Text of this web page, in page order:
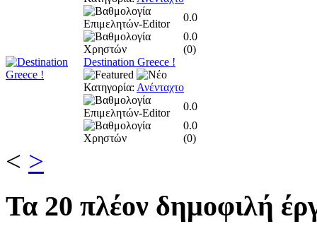
0.0
0.0
(0)
Destination Greece !
Κατηγορία: Ανένταχτο
0.0
0.0
(0)
< >
Τα 20 πλέον δημοφιλή